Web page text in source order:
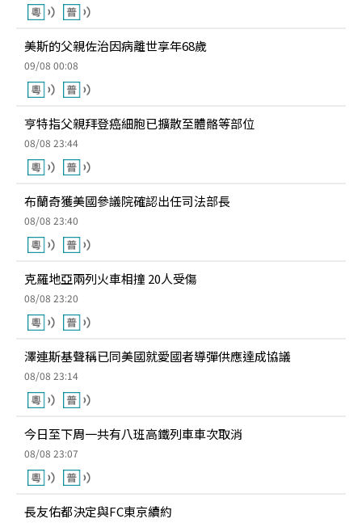
美斯的父親佐治因病離世享年68歲
09/08 00:08
亨特指父親拜登癌細胞已擴散至體骼等部位
08/08 23:44
布蘭奇獲美國參議院確認出任司法部長
08/08 23:40
克羅地亞兩列火車相撞 20人受傷
08/08 23:20
澤連斯基聲稱已同美國就愛國者導彈供應達成協議
08/08 23:14
今日至下周一共有八班高鐵列車車次取消
08/08 23:07
長友佑都決定與FC東京續約